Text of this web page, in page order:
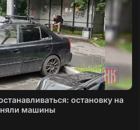
остановку на
машины